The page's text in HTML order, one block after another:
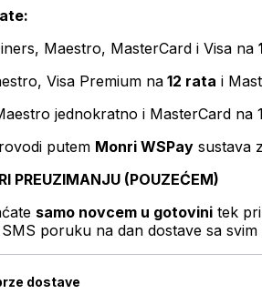
Maestro, MasterCard i Visa na
Visa Premium na 12 rata i
jednokratno i MasterCard na
putem Monri WSPay sustava
PREUZIMANJU (POUZEĆEM)
samo novcem u gotovini tek
poruku na dan dostave sa svim
dostave